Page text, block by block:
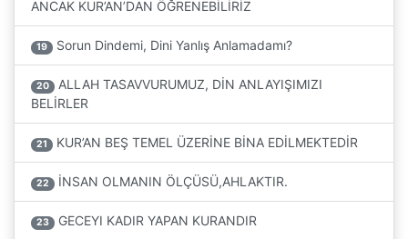
ANCAK KUR’AN’DAN ÖĞRENEBİLİRİZ
19 Sorun Dindemi, Dini Yanlış Anlamadamı?
20
ALLAH TASAVVURUMUZ, DİN ANLAYIŞIMIZI
BELİRLER
21 KUR’AN BEŞ TEMEL ÜZERİNE BİNA EDİLMEKTEDİR
22 İNSAN OLMANIN ÖLÇÜSÜ,AHLAKTIR.
23 GECEYI KADIR YAPAN KURANDIR